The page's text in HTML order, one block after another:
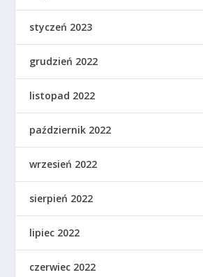
styczeń 2023
grudzień 2022
listopad 2022
październik 2022
wrzesień 2022
sierpień 2022
lipiec 2022
czerwiec 2022